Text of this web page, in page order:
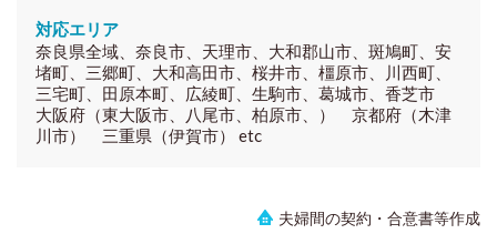
対応エリア
奈良県全域、奈良市、天理市、大和郡山市、斑鳩町、安
堵町、三郷町、大和高田市、桜井市、橿原市、川西町、
三宅町、田原本町、広綾町、生駒市、葛城市、香芝市
大阪府（東大阪市、八尾市、柏原市、） 京都府（木津
川市） 三重県（伊賀市） etc
夫婦間の契約・合意書等作成